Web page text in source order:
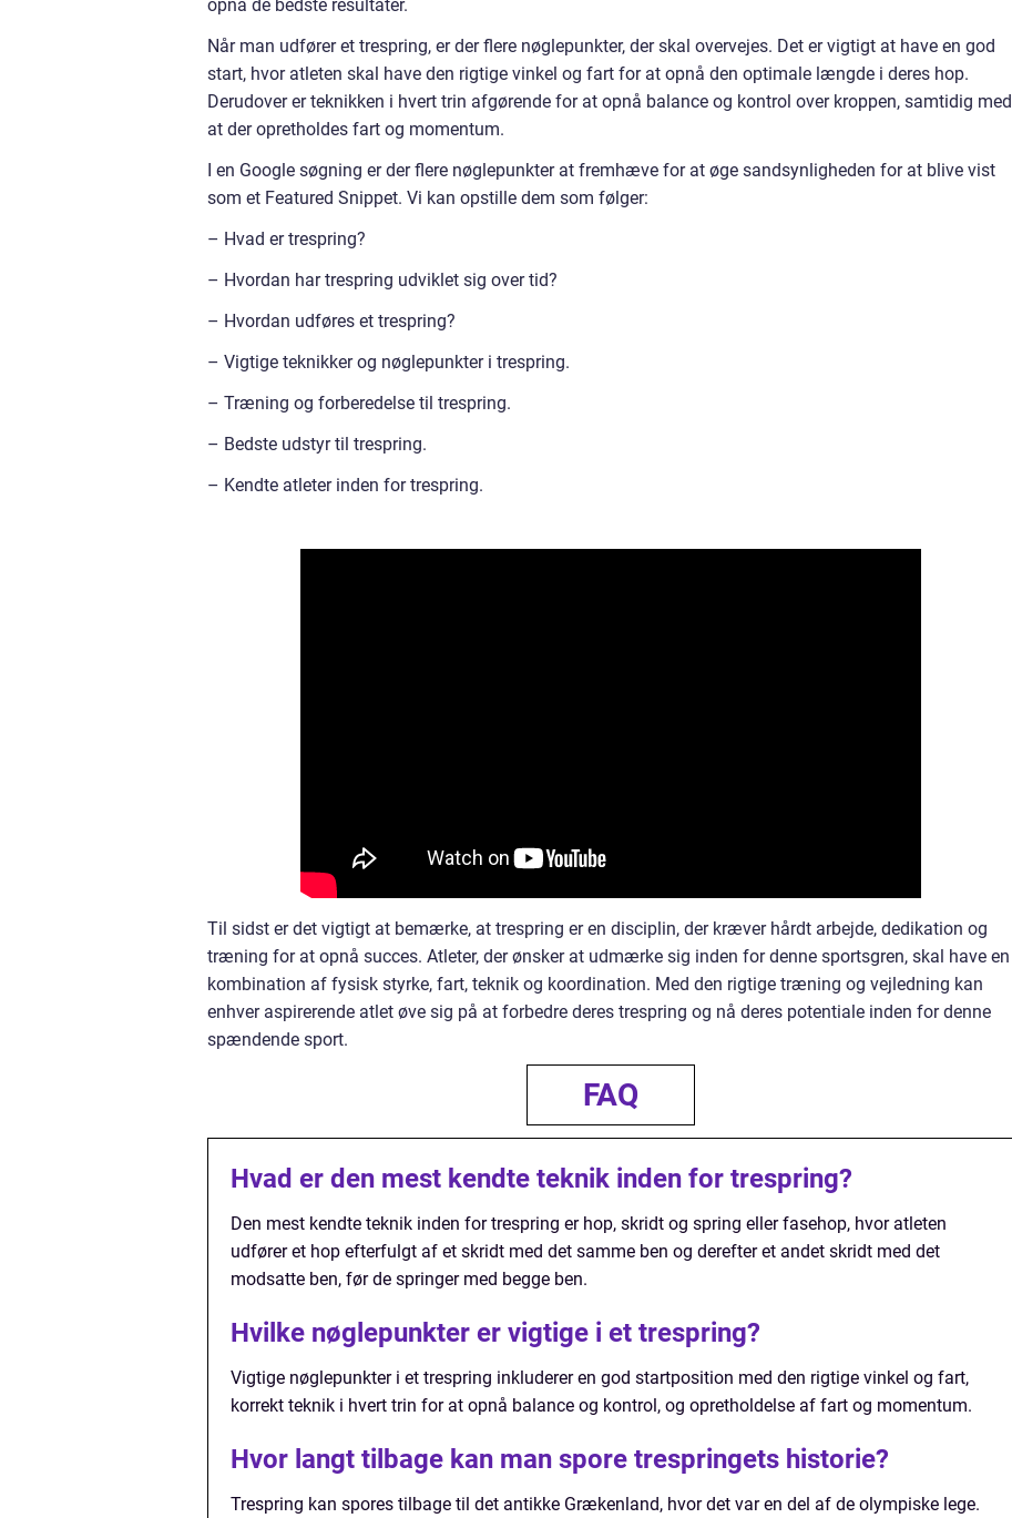
opnå de bedste resultater.
Når man udfører et trespring, er der flere nøglepunkter, der skal overvejes. Det er vigtigt at have en god
start, hvor atleten skal have den rigtige vinkel og fart for at opnå den optimale længde i deres hop.
Derudover er teknikken i hvert trin afgørende for at opnå balance og kontrol over kroppen, samtidig med
at der opretholdes fart og momentum.
I en Google søgning er der flere nøglepunkter at fremhæve for at øge sandsynligheden for at blive vist
som et Featured Snippet. Vi kan opstille dem som følger:
– Hvad er trespring?
– Hvordan har trespring udviklet sig over tid?
– Hvordan udføres et trespring?
– Vigtige teknikker og nøglepunkter i trespring.
– Træning og forberedelse til trespring.
– Bedste udstyr til trespring.
– Kendte atleter inden for trespring.
Til sidst er det vigtigt at bemærke, at trespring er en disciplin, der kræver hårdt arbejde, dedikation og
træning for at opnå succes. Atleter, der ønsker at udmærke sig inden for denne sportsgren, skal have en
kombination af fysisk styrke, fart, teknik og koordination. Med den rigtige træning og vejledning kan
enhver aspirerende atlet øve sig på at forbedre deres trespring og nå deres potentiale inden for denne
spændende sport.
FAQ
Hvad er den mest kendte teknik inden for trespring?
Den mest kendte teknik inden for trespring er hop, skridt og spring eller fasehop, hvor atleten
udfører et hop efterfulgt af et skridt med det samme ben og derefter et andet skridt med det
modsatte ben, før de springer med begge ben.
Hvilke nøglepunkter er vigtige i et trespring?
Vigtige nøglepunkter i et trespring inkluderer en god startposition med den rigtige vinkel og fart,
korrekt teknik i hvert trin for at opnå balance og kontrol, og opretholdelse af fart og momentum.
Hvor langt tilbage kan man spore trespringets historie?
Trespring kan spores tilbage til det antikke Grækenland, hvor det var en del af de olympiske lege.